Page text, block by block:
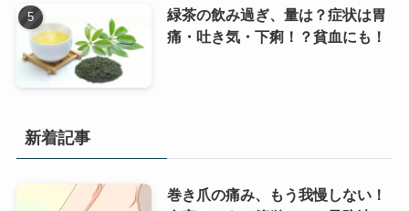
緑茶の飲み過ぎ、量は？症状は胃
痛・吐き気・下痢！？貧血にも！
新着記事
巻き爪の痛み、もう我慢しない！